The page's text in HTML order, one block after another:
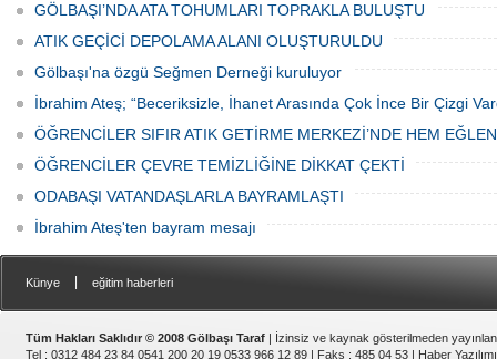
GÖLBAŞI’NDA ATA TOHUMLARI TOPRAKLA BULUŞTU
ATIK GEÇİCİ DEPOLAMA ALANI OLUŞTURULDU
Gölbaşı'na özgü Seğmen Derneği kuruluyor
İbrahim Ateş; “Beceriksizle, İhanet Arasında Çok İnce Bir Çizgi
ÖĞRENCİLER SIFIR ATIK GETİRME MERKEZİ’NDE HEM
ÖĞRENCİLER ÇEVRE TEMİZLİĞİNE DİKKAT ÇEKTİ
ODABAŞI VATANDAŞLARLA BAYRAMLAŞTI
İbrahim Ateş'ten bayram mesajı
Künye eğitim haberleri
Tüm Hakları Saklıdır © 2008 Gölbaşı Taraf | İzinsiz ve kaynak gösterilmeden
Tel : 0312 484 23 84 0541 200 20 19 0533 966 12 89 | Faks : 485 04 53 | Haber Yazılımı